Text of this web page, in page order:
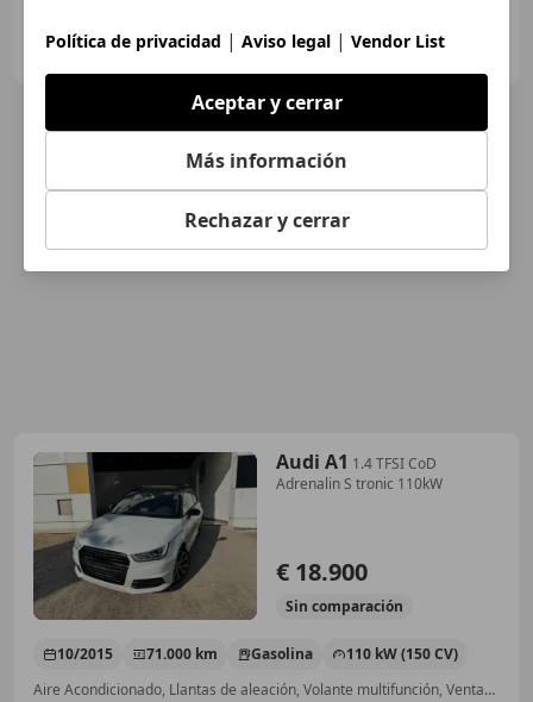
MERKAMOTOR TORTOSA
ES-43500 TORTOSA
Audi A1 1.4 TFSI CoD
Adrenalin S tronic 110kW
€ 18.900
Sin comparación
10/2015 71.000 km Gasolina
110 kW (150 CV)
Aire Acondicionado, Llantas de aleación, Volante multifunción, Ventanas tintadas, Airbag del conductor, Cierre centralizado, Start/Stop automático
Política de privacidad | Aviso legal | Vendor List
Aceptar y cerrar
Más información
Rechazar y cerrar